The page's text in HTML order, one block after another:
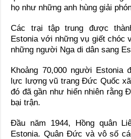
họ như những anh hùng giải
Các trại tập trung được
Estonia với những vụ giết chóc
những người Nga di dân sang
Khoảng 70,000 người Estonia
lực lượng vũ trang Đức Quốc
đó đã gần như hiển nhiên rằng
bại trận.
Đầu năm 1944, Hồng quân
Estonia. Quân Đức và vô số